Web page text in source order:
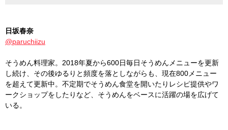
日坂春奈
@paruchiizu
そうめん料理家。2018年夏から600日毎日そうめんメニューを更新
し続け、その後ゆるりと頻度を落としながらも、現在800メニュー
を超えて更新中。不定期でそうめん食堂を開いたりレシピ提供やワ
ークショップをしたりなど、そうめんをベースに活躍の場を広げて
いる。